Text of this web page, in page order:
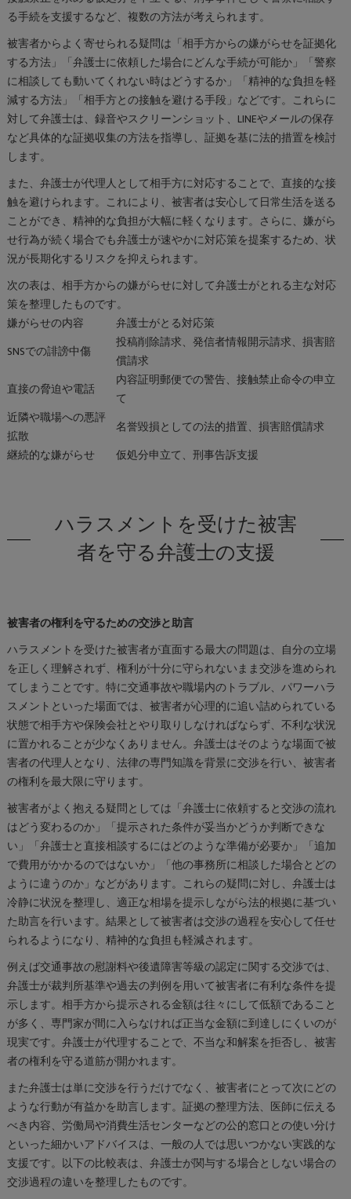
る手続を支援するなど、複数の方法が考えられます。
被害者からよく寄せられる疑問は「相手方からの嫌がらせを証拠化
する方法」「弁護士に依頼した場合にどんな手続が可能か」「警察
に相談しても動いてくれない時はどうするか」「精神的な負担を軽
減する方法」「相手方との接触を避ける手段」などです。これらに
対して弁護士は、録音やスクリーンショット、LINEやメールの保存
など具体的な証拠収集の方法を指導し、証拠を基に法的措置を検討
します。
また、弁護士が代理人として相手方に対応することで、直接的な接
触を避けられます。これにより、被害者は安心して日常生活を送る
ことができ、精神的な負担が大幅に軽くなります。さらに、嫌がら
せ行為が続く場合でも弁護士が速やかに対応策を提案するため、状
況が長期化するリスクを抑えられます。
次の表は、相手方からの嫌がらせに対して弁護士がとれる主な対応
策を整理したものです。
嫌がらせの内容
弁護士がとる対応策
SNSでの誹謗中傷
投稿削除請求、発信者情報開示請求、損害賠
償請求
直接の脅迫や電話
内容証明郵便での警告、接触禁止命令の申立
て
近隣や職場への悪評
拡散
名誉毀損としての法的措置、損害賠償請求
継続的な嫌がらせ
仮処分申立て、刑事告訴支援
ハラスメントを受けた被害
者を守る弁護士の支援
被害者の権利を守るための交渉と助言
ハラスメントを受けた被害者が直面する最大の問題は、自分の立場
を正しく理解されず、権利が十分に守られないまま交渉を進められ
てしまうことです。特に交通事故や職場内のトラブル、パワーハラ
スメントといった場面では、被害者が心理的に追い詰められている
状態で相手方や保険会社とやり取りしなければならず、不利な状況
に置かれることが少なくありません。弁護士はそのような場面で被
害者の代理人となり、法律の専門知識を背景に交渉を行い、被害者
の権利を最大限に守ります。
被害者がよく抱える疑問としては「弁護士に依頼すると交渉の流れ
はどう変わるのか」「提示された条件が妥当かどうか判断できな
い」「弁護士と直接相談するにはどのような準備が必要か」「追加
で費用がかかるのではないか」「他の事務所に相談した場合とどの
ように違うのか」などがあります。これらの疑問に対し、弁護士は
冷静に状況を整理し、適正な相場を提示しながら法的根拠に基づい
た助言を行います。結果として被害者は交渉の過程を安心して任せ
られるようになり、精神的な負担も軽減されます。
例えば交通事故の慰謝料や後遺障害等級の認定に関する交渉では、
弁護士が裁判所基準や過去の判例を用いて被害者に有利な条件を提
示します。相手方から提示される金額は往々にして低額であること
が多く、専門家が間に入らなければ正当な金額に到達しにくいのが
現実です。弁護士が代理することで、不当な和解案を拒否し、被害
者の権利を守る道筋が開かれます。
また弁護士は単に交渉を行うだけでなく、被害者にとって次にどの
ような行動が有益かを助言します。証拠の整理方法、医師に伝える
べき内容、労働局や消費生活センターなどの公的窓口との使い分け
といった細かいアドバイスは、一般の人では思いつかない実践的な
支援です。以下の比較表は、弁護士が関与する場合としない場合の
交渉過程の違いを整理したものです。